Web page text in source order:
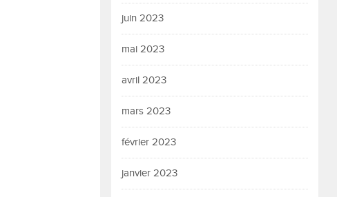
juin 2023
mai 2023
avril 2023
mars 2023
février 2023
janvier 2023